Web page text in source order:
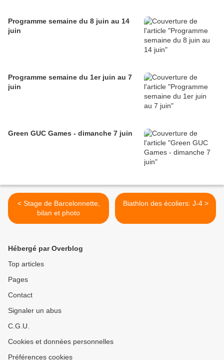
Programme semaine du 8 juin au 14
juin
Programme semaine du 1er juin au 7
juin
Green GUC Games - dimanche 7 juin
< Stage de Barcelonnette,
bilan et photo
Biathlon des écoliers: J-4 >
Hébergé par Overblog
Top articles
Pages
Contact
Signaler un abus
C.G.U.
Cookies et données personnelles
Préférences cookies